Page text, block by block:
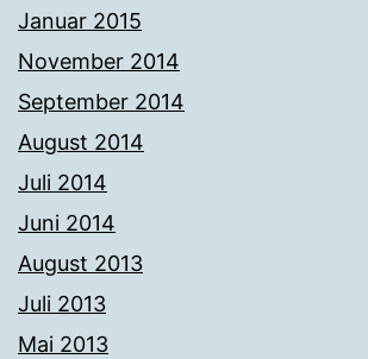
Januar 2015
November 2014
September 2014
August 2014
Juli 2014
Juni 2014
August 2013
Juli 2013
Mai 2013